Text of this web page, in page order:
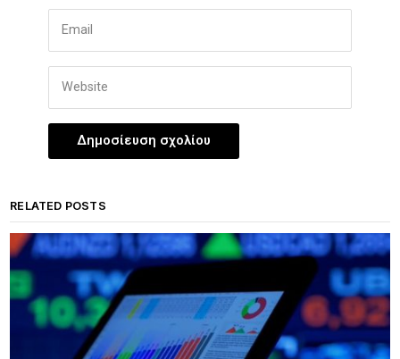
RELATED POSTS